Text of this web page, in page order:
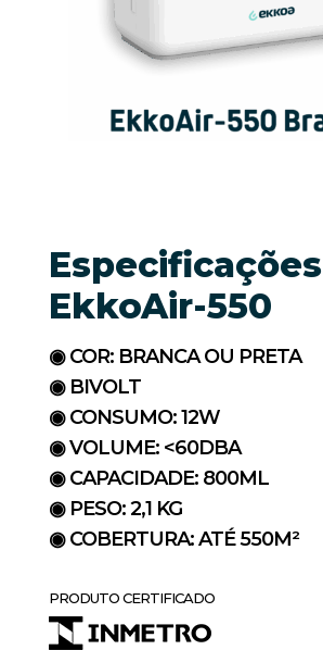
Especificações
EkkoAir-550
◉ COR: BRANCA OU PRETA
◉ BIVOLT
◉ CONSUMO: 12W
◉ VOLUME: <60DBA
◉ CAPACIDADE: 800ML
◉ PESO: 2,1 KG
◉ COBERTURA: ATÉ 550M²
PRODUTO CERTIFICADO